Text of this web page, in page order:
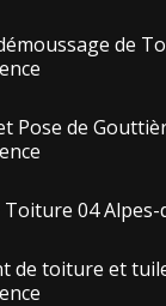
de
Pose de
04
de toiture et